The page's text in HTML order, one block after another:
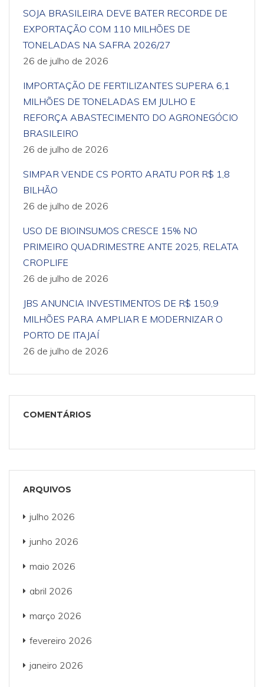
SOJA BRASILEIRA DEVE BATER RECORDE DE
EXPORTAÇÃO COM 110 MILHÕES DE
TONELADAS NA SAFRA 2026/27
26 de julho de 2026
IMPORTAÇÃO DE FERTILIZANTES SUPERA 6,1
MILHÕES DE TONELADAS EM JULHO E
REFORÇA ABASTECIMENTO DO AGRONEGÓCIO
BRASILEIRO
26 de julho de 2026
SIMPAR VENDE CS PORTO ARATU POR R$ 1,8
BILHÃO
26 de julho de 2026
USO DE BIOINSUMOS CRESCE 15% NO
PRIMEIRO QUADRIMESTRE ANTE 2025, RELATA
CROPLIFE
26 de julho de 2026
JBS ANUNCIA INVESTIMENTOS DE R$ 150,9
MILHÕES PARA AMPLIAR E MODERNIZAR O
PORTO DE ITAJAÍ
26 de julho de 2026
COMENTÁRIOS
ARQUIVOS
julho 2026
junho 2026
maio 2026
abril 2026
março 2026
fevereiro 2026
janeiro 2026